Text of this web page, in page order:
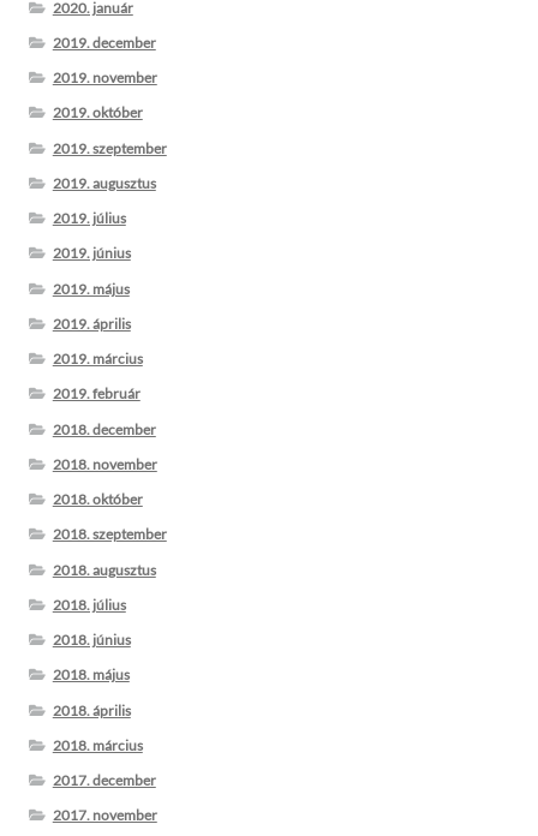
2020. január
2019. december
2019. november
2019. október
2019. szeptember
2019. augusztus
2019. július
2019. június
2019. május
2019. április
2019. március
2019. február
2018. december
2018. november
2018. október
2018. szeptember
2018. augusztus
2018. július
2018. június
2018. május
2018. április
2018. március
2017. december
2017. november